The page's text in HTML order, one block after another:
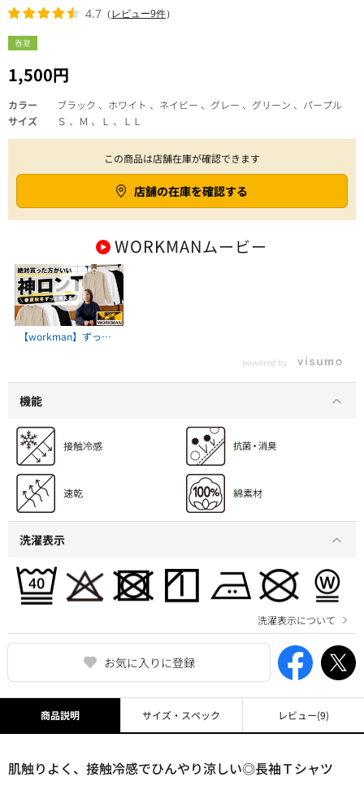
春夏
1,500円
4.7 （レビュー9件）
お気に入りに登録
カラー
ブラック 、ホワイト 、ネイビー 、グレー 、グリーン 、パープル
サイズ
Ｓ 、Ｍ 、Ｌ 、ＬＬ
この商品は店舗在庫が確認できます
店舗の在庫を確認する
WORKMANムービー
【workman】ずっと
powered by
機能
洗濯表示
洗濯表示について
商品説明
肌触りよく、接触冷感でひんやり涼しい◎長袖Ｔシャツ
サイズ・スペック レビュー(9)